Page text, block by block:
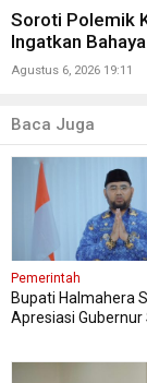
Soroti Polemik
Ingatkan
Agustus 6, 2026 19:11
Baca Juga
Pemerintah
Bupati Halmahera
Apresiasi Gubernur